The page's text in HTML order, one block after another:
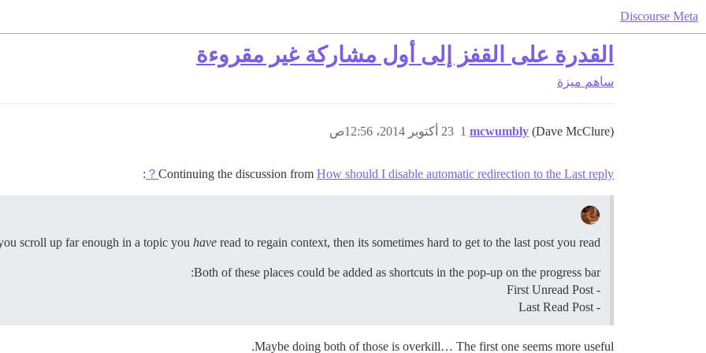
Discourse Meta
القدرة على القفز إلى أول مشاركة غير مقروءة
ساهم ميزة
mcwumbly (Dave McClure) 23 أكتوبر 2014، 12:56ص 1
Continuing the discussion from How should I disable automatic redirection to the Last reply？
:
scroll up far enough in a topic you have read to regain context, then its sometimes hard to get to the last post you read.
Both of these places could be added as shortcuts in the pop-up on the progress bar:
- First Unread Post
- Last Read Post
Maybe doing both of those is overkill… The first one seems more useful.